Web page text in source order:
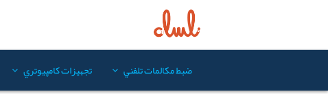
ضبط مکالمات تلفني تجهيزات کامپيوتري